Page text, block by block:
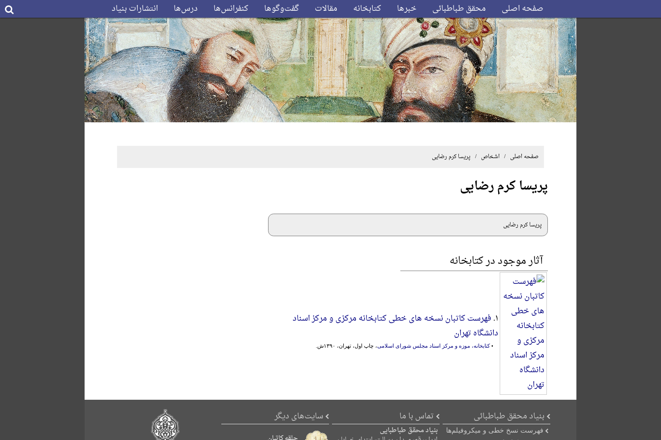
صفحه اصلی محقق طباطبائی خبرها کتابخانه مقالات گفت‌وگوها کنفرانس‌ها درس‌ها انتشارات بنیاد
صفحه اصلی / اشخاص / پریسا کرم رضایی
پریسا کرم رضایی
پریسا کرم رضایی
آثار موجود در کتابخانه
۱. فهرست کاتبان نسخه های خطی کتابخانه مرکزی و مرکز اسناد
دانشگاه تهران
•کتابخانه، موزه و مرکز اسناد مجلس شورای اسلامی، چاپ اول، تهران، ۱۳۹۰ش.
بنیاد محقق طباطبائی
فهرست نسخ خطی و میکروفیلم‌ها
تماس با ما
بنیاد محقق طباطبایی
سایت‌های دیگر